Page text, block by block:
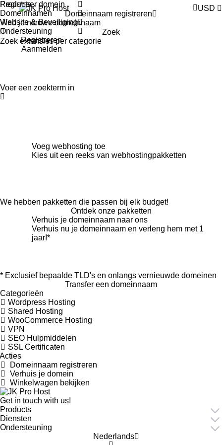
USD
Products
Domeinnamen
Website & Beveiliging
Ondersteuning
Registreren
Aanmelden
Registreer domein
Wordpress Hosting
Shared Hosting
WooCommerce Hosting
VPN
SEO Hulpmiddelen
SSL Certificaten
Domeinnaam registreren
Verhuis je domein
Winkelwagen bekijken
Domeinnaam registreren
Zoek
Zoek extensies per categorie
Voeg webhosting toe
Kies uit een reeks van webhostingpakketten
We hebben pakketten die passen bij elk budget!
Ontdek onze pakketten
Verhuis je domeinnaam naar ons
Verhuis nu je domeinnaam en verleng hem met 1
jaar!*
* Exclusief bepaalde TLD's en onlangs vernieuwde domeinen
Transfer een domeinnaam
Get in touch with us!
Products
Diensten
Ondersteuning
Nederlands